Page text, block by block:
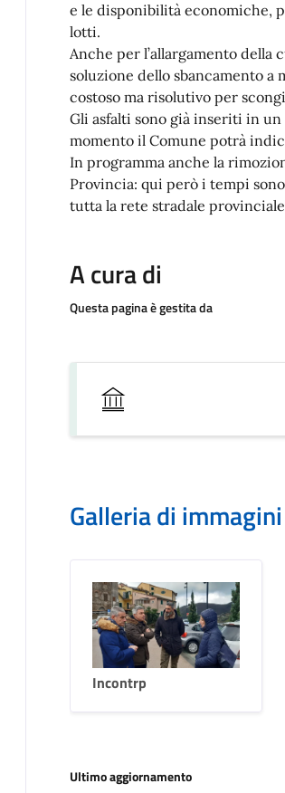
e le disponibilità economiche,
lotti.
Anche per l’allargamento
soluzione dello sbancamento a
costoso ma risolutivo per
Gli asfalti sono già inseriti in
momento il Comune potrà
In programma anche la
Provincia: qui però i tempi
tutta la rete stradale
A cura di
Questa pagina è gestita da
Galleria di immagini
Incontrp
Ultimo aggiornamento